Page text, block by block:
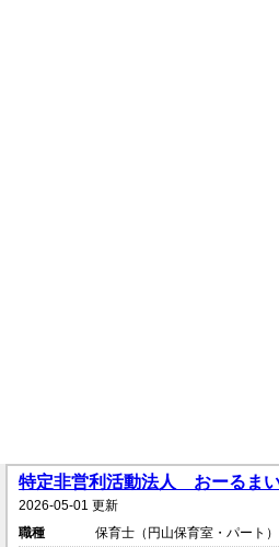
特定非営利活動法人 おーるま
2026-05-01 更新
職種
保育士（円山保育室・パート